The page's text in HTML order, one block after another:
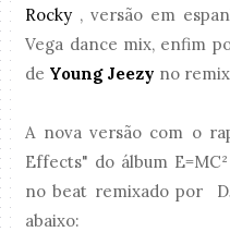
Rocky , versão em
Vega dance mix, enfim
de Young Jeezy no remix
A nova versão com o
Effects" do álbum
no beat remixado por
abaixo: